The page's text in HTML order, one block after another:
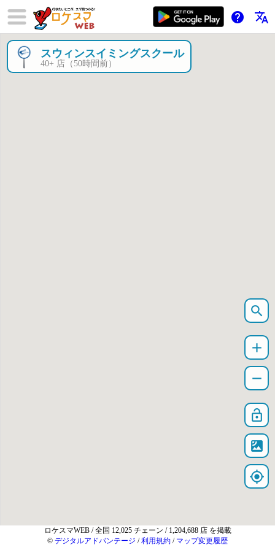
help translate
×
スウィンスイミングスクール
40+ 店（50時間前）
search
add
remove
lock_open
satellite
my_location
ロケスマWEB / 全国 12,025 チェーン / 1,204,688 店 を掲載
© デジタルアドバンテージ /利用規約 / マップ変更履歴